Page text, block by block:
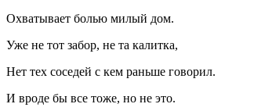
Охватывает болью милый дом.
Уже не тот забор, не та калитка,
Нет тех соседей с кем раньше говорил.
И вроде бы все тоже, но не это.